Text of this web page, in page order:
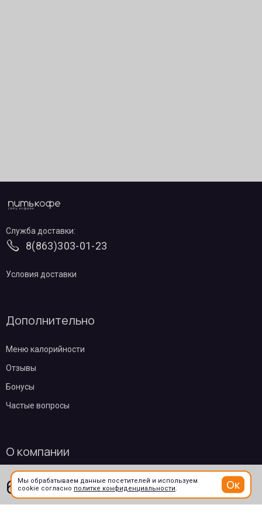
619₽ / 160гр В корзину
Служба доставки:
8(863)303-01-23
Условия доставки
Дополнительно
Меню калорийности
Отзывы
Бонусы
Частые вопросы
О компании
Контакты
Эквайринг
Мы обрабатываем данные посетителей и используем
cookie согласно политке конфиденциальности. Ок